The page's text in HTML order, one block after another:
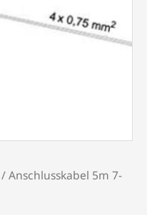
/ Anschlusskabel 5m 7-